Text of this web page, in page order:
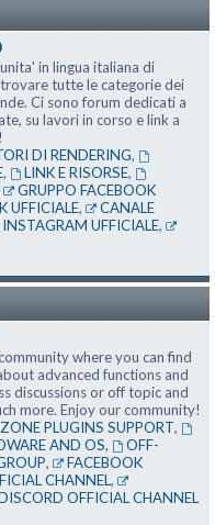
in lingua italiana di
tutte le categorie dei
Ci sono forum dedicati a
su lavori in corso e link a
DI RENDERING,
, LINK E RISORSE,
GRUPPO FACEBOOK
UFFICIALE,
CANALE
UFFICIALE,
where you can find
advanced functions and
discussions or off topic and
more. Enjoy our community!
PLUGINS SUPPORT,
AND OS,
OFF-
,
FACEBOOK
CHANNEL,
OFFICIAL CHANNEL